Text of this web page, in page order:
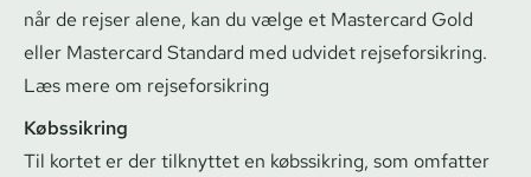
når de rejser alene, kan du vælge et Mastercard Gold
eller Mastercard Standard med udvidet rej­se­for­sik­ring.
Læs mere om rej­se­for­sik­ring
Købssikring
Til kortet er der tilknyttet en købssikring, som omfatter